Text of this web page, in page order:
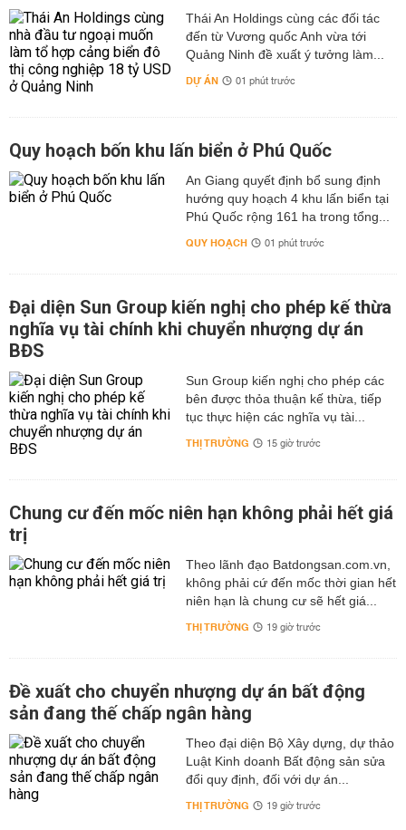
Thái An Holdings cùng các đối tác
đến từ Vương quốc Anh vừa tới
Quảng Ninh đề xuất ý tưởng làm...
DỰ ÁN 01 phút trước
Quy hoạch bốn khu lấn biển ở Phú Quốc
An Giang quyết định bổ sung định
hướng quy hoạch 4 khu lấn biển tại
Phú Quốc rộng 161 ha trong tổng...
QUY HOẠCH 01 phút trước
Đại diện Sun Group kiến nghị cho phép kế thừa
nghĩa vụ tài chính khi chuyển nhượng dự án
BĐS
Sun Group kiến nghị cho phép các
bên được thỏa thuận kế thừa, tiếp
tục thực hiện các nghĩa vụ tài...
THỊ TRƯỜNG 15 giờ trước
Chung cư đến mốc niên hạn không phải hết giá
trị
Theo lãnh đạo Batdongsan.com.vn,
không phải cứ đến mốc thời gian hết
niên hạn là chung cư sẽ hết giá...
THỊ TRƯỜNG 19 giờ trước
Đề xuất cho chuyển nhượng dự án bất động
sản đang thế chấp ngân hàng
Theo đại diện Bộ Xây dựng, dự thảo
Luật Kinh doanh Bất động sản sửa
đổi quy định, đối với dự án...
THỊ TRƯỜNG 19 giờ trước